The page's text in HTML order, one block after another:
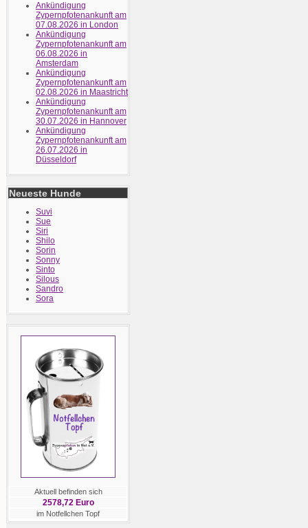
Ankündigung
Zypernpfotenankunft am
07.08.2026 in London
Ankündigung
Zypernpfotenankunft am
06.08.2026 in
Amsterdam
Ankündigung
Zypernpfotenankunft am
02.08.2026 in Maastricht
Ankündigung
Zypernpfotenankunft am
30.07.2026 in Hannover
Ankündigung
Zypernpfotenankunft am
26.07.2026 in
Düsseldorf
Neueste Hunde
Suvi
Sue
Siri
Shilo
Sorin
Sonny
Sinto
Silous
Sandro
Sora
Aktuell befinden sich
2578,72 Euro
im Notfellchen Topf